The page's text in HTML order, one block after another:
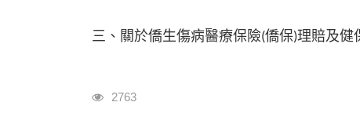
三、關於僑生傷病醫療保險(僑保)理賠及
瀏覽人次
2763